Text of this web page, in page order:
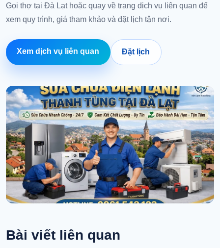
Gọi thợ tại Đà Lạt hoặc quay về trang dịch vụ liên quan để
xem quy trình, giá tham khảo và đặt lịch tận nơi.
Xem dịch vụ liên quan Đặt lịch
Bài viết liên quan